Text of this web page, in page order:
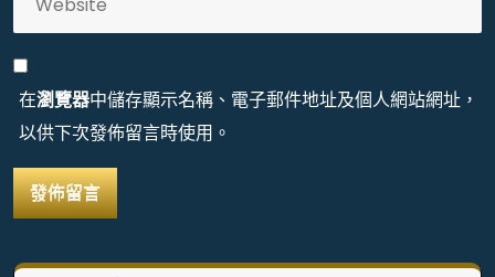
在瀏覽器中儲存顯示名稱、電子郵件地址及個人網站網址，
以供下次發佈留言時使用。